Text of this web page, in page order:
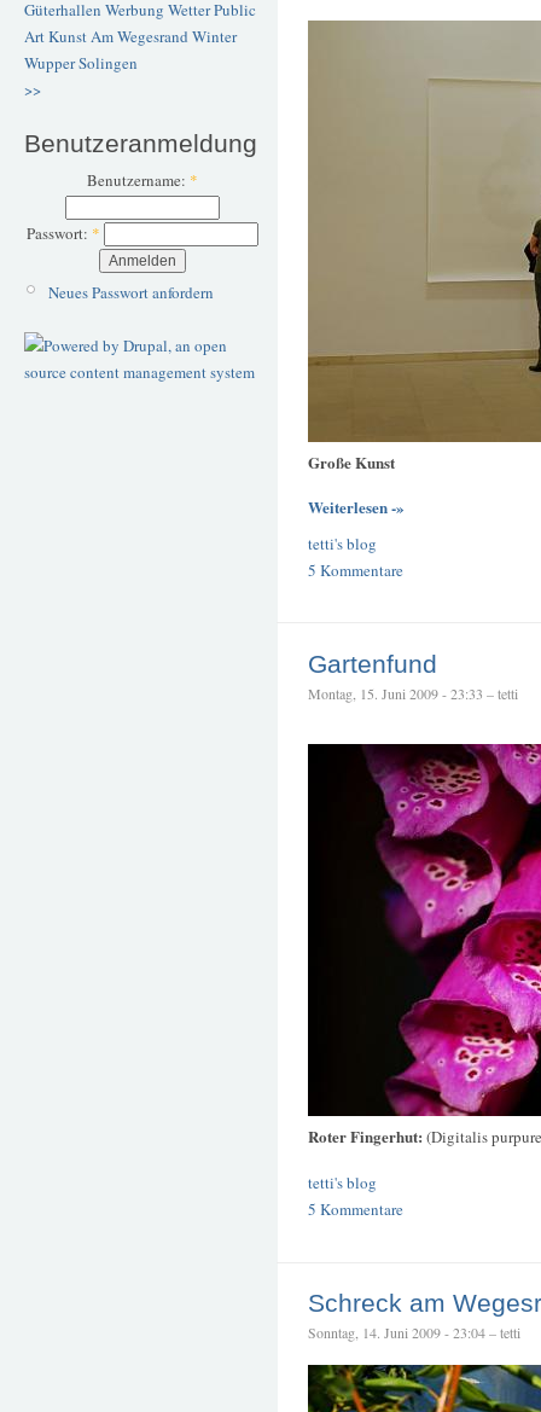
Güterhallen Werbung WetterPublic
ArtKunstAm Wegesrand Winter
WupperSolingen
>>
Benutzeranmeldung
Benutzername: *
Passwort: *
Neues Passwort anfordern
Große Kunst
Weiterlesen -»
tetti's blog
5 Kommentare
Gartenfund
Montag, 15. Juni 2009 - 23:33 – tetti
Roter Fingerhut: (Digitalis
tetti's blog
5 Kommentare
Schreck am
Sonntag, 14. Juni 2009 - 23:04 – tetti